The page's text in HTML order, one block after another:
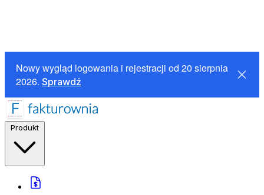
Nowy wygląd logowania i rejestracji od 20 sierpnia
2026. Sprawdź